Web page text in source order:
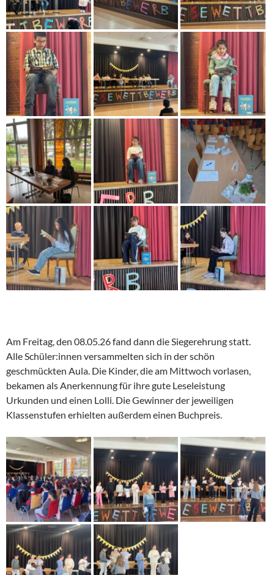
Am Freitag, den 08.05.26 fand dann die Siegerehrung statt.
Alle Schüler:innen versammelten sich in der schön
geschmückten Aula. Die Kinder, die am Mittwoch vorlasen,
bekamen als Anerkennung für ihre gute Leseleistung
Urkunden und einen Lolli. Die Gewinner der jeweiligen
Klassenstufen erhielten außerdem einen Buchpreis.